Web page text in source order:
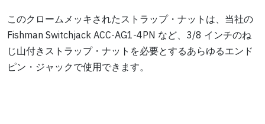
このクロームメッキされたストラップ・ナットは、当社の
Fishman Switchjack ACC-AG1-4PN など、3/8 インチのね
じ山付きストラップ・ナットを必要とするあらゆるエンド
ピン・ジャックで使用できます。